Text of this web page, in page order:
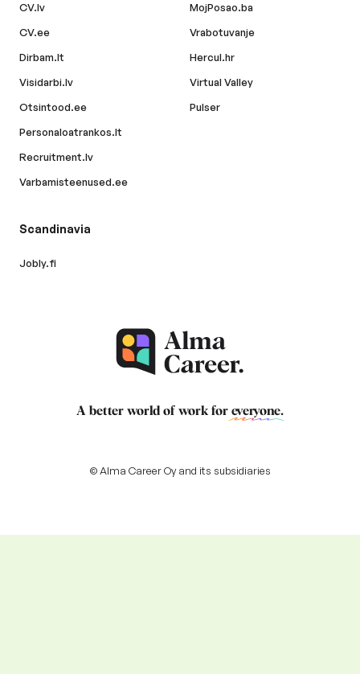
CV.lv
CV.ee
Dirbam.lt
Visidarbi.lv
Otsintood.ee
Personaloatrankos.lt
Recruitment.lv
Varbamisteenused.ee
MojPosao.ba
Vrabotuvanje
Hercul.hr
Virtual Valley
Pulser
Scandinavia
Jobly.fi
A better world of work for everyone.
© Alma Career Oy and its subsidiaries